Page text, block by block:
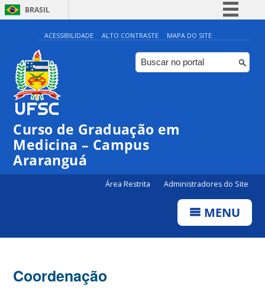
BRASIL
Simplifique!
Comunica BR
Participe
Canais
ACESSIBILIDADE ALTO CONTRASTE MAPA DO SITE
Curso de Graduação em
Medicina – Campus
Araranguá
Área Restrita Administradores do Site
MENU
Coordenação